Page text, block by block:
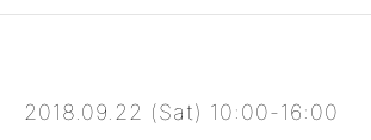
2018.09.22 (Sat) 10:00-16:00